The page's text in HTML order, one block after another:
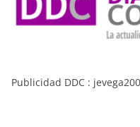
Publicidad DDC :